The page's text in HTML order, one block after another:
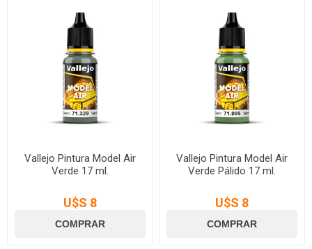
Vallejo Pintura Model Air
Verde 17 ml.
U$S 8
Vallejo Pintura Model Air
Verde Pálido 17 ml.
U$S 8